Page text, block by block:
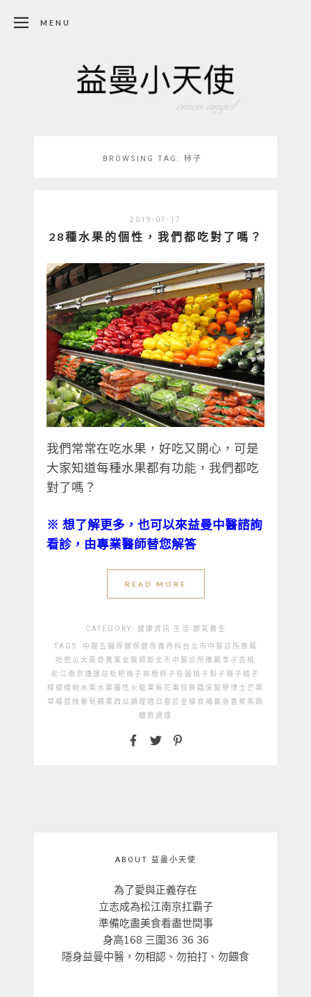
MENU
BROWSING TAG: 柿子
2019-07-17
28種水果的個性，我們都吃對了嗎？
我們常常在吃水果，好吃又開心，可是
大家知道每種水果都有功能，我們都吃
對了嗎？
※ 想了解更多，也可以來益曼中醫諮詢
看診，由專業醫師替您解答
READ MORE
CATEGORY: 健康資訊 生活 節氣養生
TAGS: 中醫 五臟保健保健保養 內科 台北市中醫診所推薦
哈密瓜 大棗 奇異果 女醫師 新北市中醫診所推薦 李子杏桃
松江南京捷運站枇杷 柚子柳橙柿子桂圓 桃子 梨子椰子橘子
檸檬櫻桃 水果 水果屬性 火龍果 無花果 甘蔗 臨床醫學博士 芒果
草莓 荔枝 葡萄 蘋果 西瓜 調理 週日看診金橘 食補 養身 香蕉 馬蹄
體質調理
ABOUT 益曼小天使
為了愛與正義存在
立志成為松江南京扛霸子
準備吃盡美食看盡世間事
身高168 三圍36 36 36
隱身益曼中醫，勿相認、勿拍打、勿餵食